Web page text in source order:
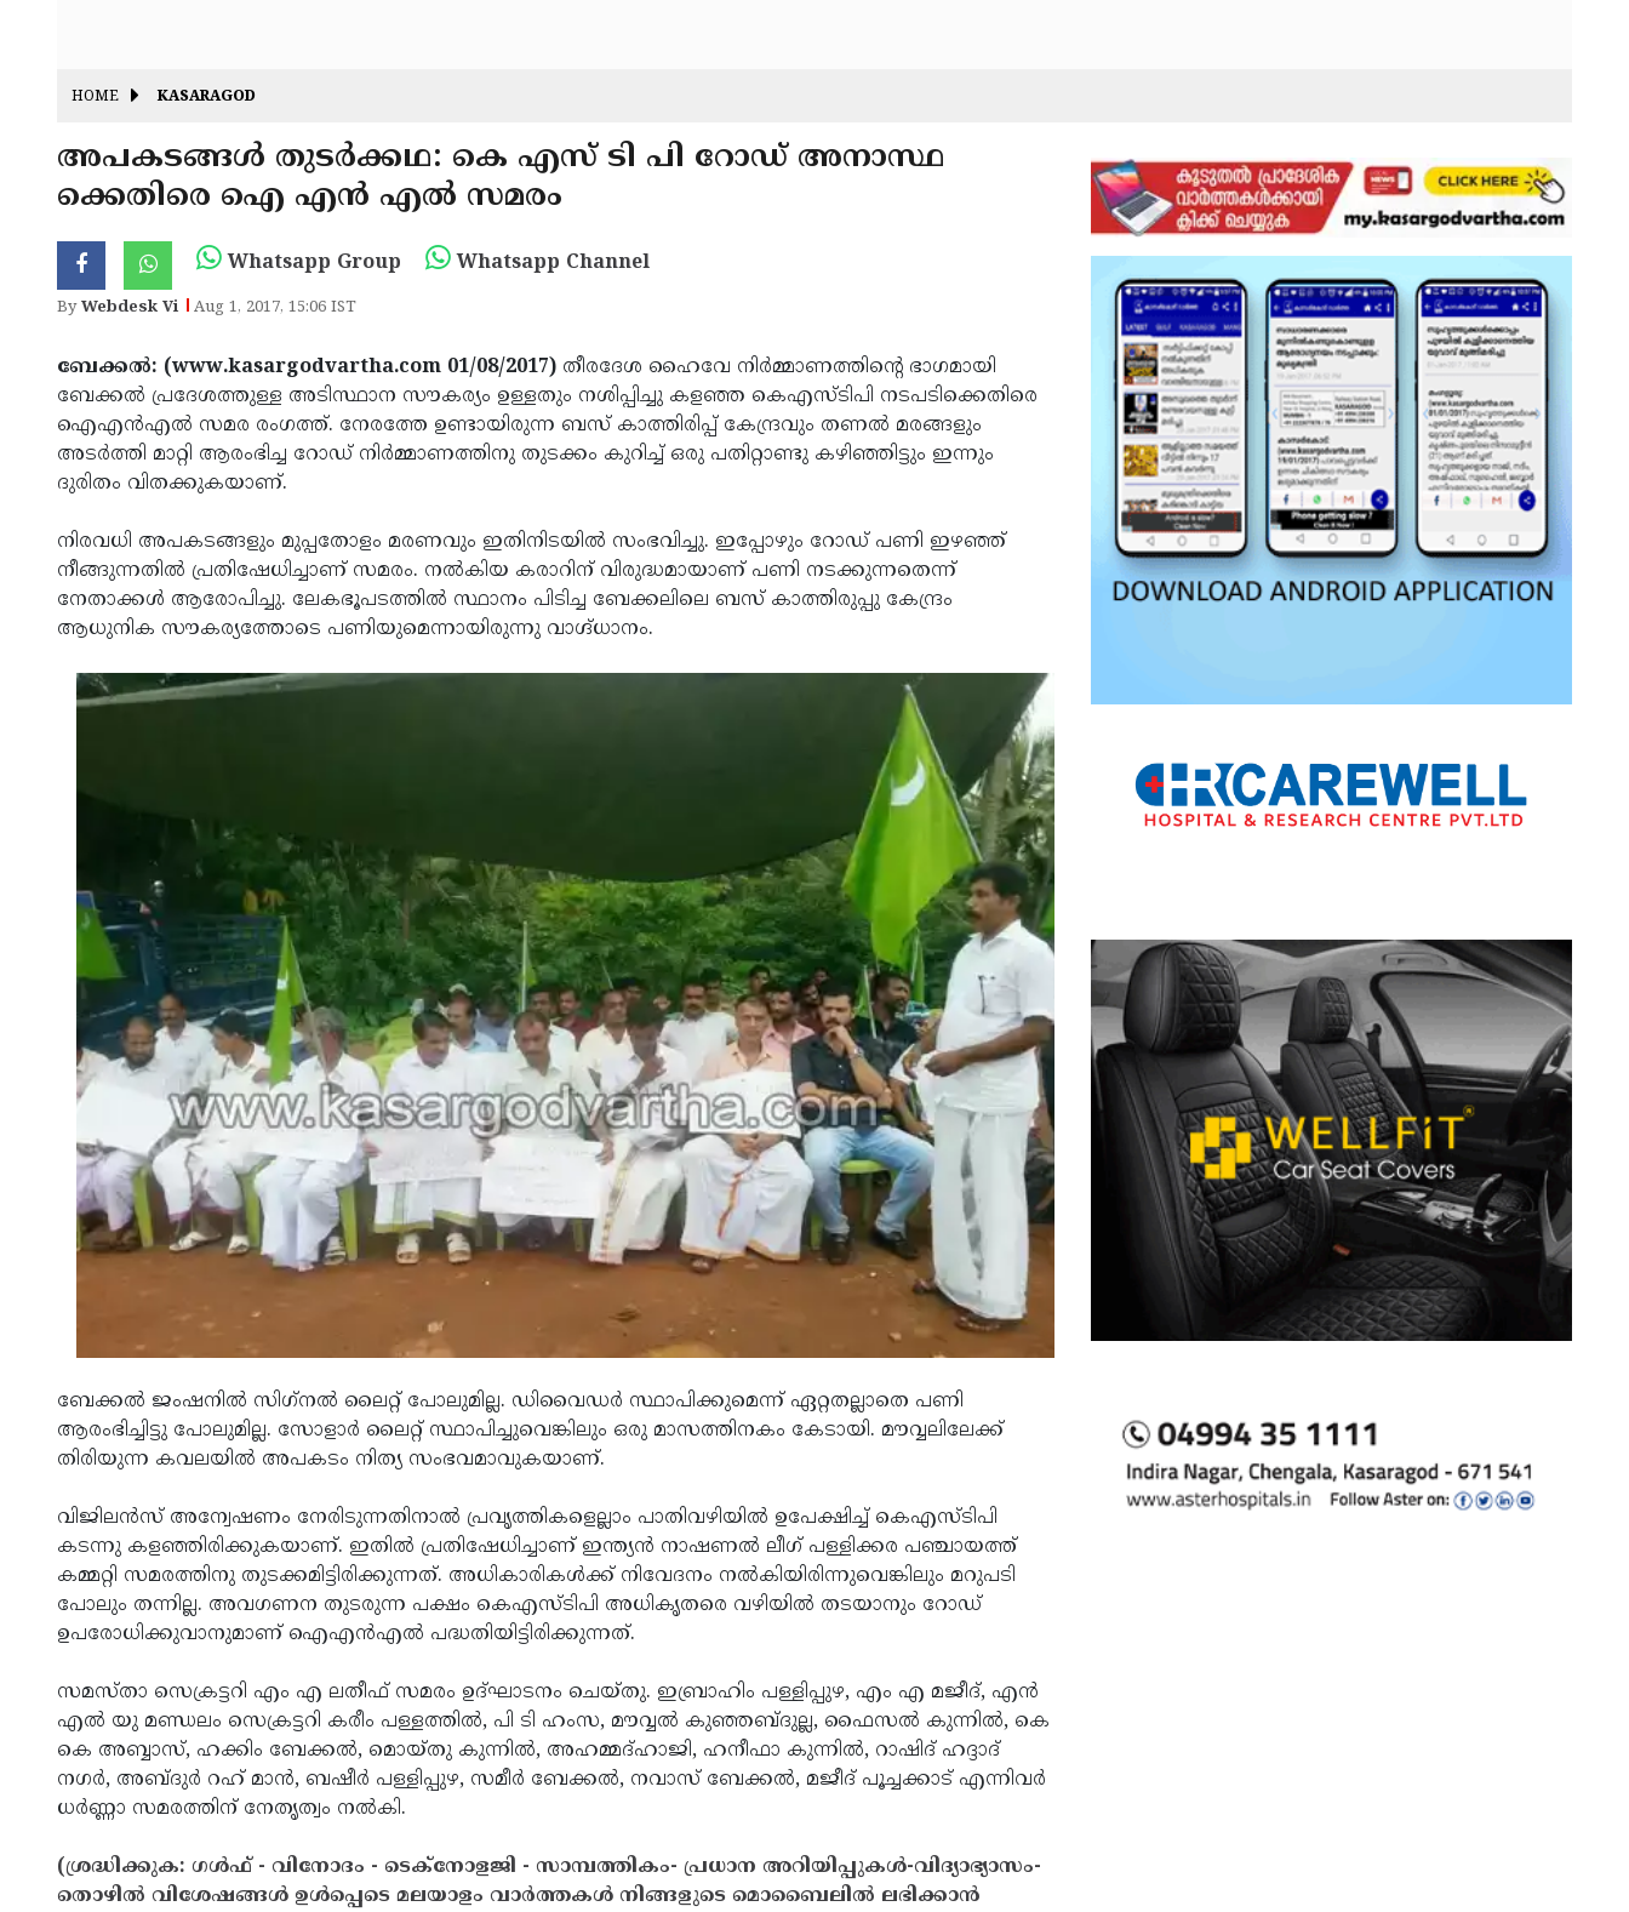
HOME KASARAGOD
അപകടങ്ങള്‍ തുടര്‍ക്കഥ: കെ എസ് ടി പി റോഡ് അനാസ്ഥ
ക്കെതിരെ ഐ എന്‍ എല്‍ സമരം
Whatsapp Group Whatsapp Channel
ByWebdesk Vi Aug 1, 2017, 15:06 IST
ബേക്കല്‍: (www.kasargodvartha.com 01/08/2017) തീരദേശ ഹൈവേ നിര്‍മ്മാണത്തിന്റെ ഭാഗമായി
ബേക്കല്‍ പ്രദേശത്തുള്ള അടിസ്ഥാന സൗകര്യം ഉള്ളതും നശിപ്പിച്ചു കളഞ്ഞ കെഎസ്ടിപി നടപടിക്കെതിരെ
ഐഎന്‍എല്‍ സമര രംഗത്ത്. നേരത്തേ ഉണ്ടായിരുന്ന ബസ് കാത്തിരിപ്പ് കേന്ദ്രവും തണല്‍ മരങ്ങളും
അടര്‍ത്തി മാറ്റി ആരംഭിച്ച റോഡ് നിര്‍മ്മാണത്തിനു തുടക്കം കുറിച്ച് ഒരു പതിറ്റാണ്ടു കഴിഞ്ഞിട്ടും ഇന്നും
ദുരിതം വിതക്കുകയാണ്.
നിരവധി അപകടങ്ങളും മുപ്പതോളം മരണവും ഇതിനിടയില്‍ സംഭവിച്ചു. ഇപ്പോഴും റോഡ് പണി ഇഴഞ്ഞ്
നീങ്ങുന്നതില്‍ പ്രതിഷേധിച്ചാണ് സമരം. നല്‍കിയ കരാറിന് വിരുദ്ധമായാണ് പണി നടക്കുന്നതെന്ന്
നേതാക്കള്‍ ആരോപിച്ചു. ലേകഭൂപടത്തില്‍ സ്ഥാനം പിടിച്ച ബേക്കലിലെ ബസ് കാത്തിരുപ്പു കേന്ദ്രം
ആധുനിക സൗകര്യത്തോടെ പണിയുമെന്നായിരുന്നു വാഗ്ദ്ധാനം.
ബേക്കല്‍ ജംഷനില്‍ സിഗ്‌നല്‍ ലൈറ്റ് പോലുമില്ല. ഡിവൈഡര്‍ സ്ഥാപിക്കുമെന്ന് ഏറ്റതല്ലാതെ പണി
ആരംഭിച്ചിട്ടു പോലുമില്ല. സോളാര്‍ ലൈറ്റ് സ്ഥാപിച്ചുവെങ്കിലും ഒരു മാസത്തിനകം കേടായി. മൗവ്വലിലേക്ക്
തിരിയുന്ന കവലയില്‍ അപകടം നിത്യ സംഭവമാവുകയാണ്.
വിജിലന്‍സ് അന്വേഷണം നേരിടുന്നതിനാല്‍ പ്രവൃത്തികളെല്ലാം പാതിവഴിയില്‍ ഉപേക്ഷിച്ച് കെഎസ്ടിപി
കടന്നു കളഞ്ഞിരിക്കുകയാണ്. ഇതില്‍ പ്രതിഷേധിച്ചാണ് ഇന്ത്യന്‍ നാഷണല്‍ ലീഗ് പള്ളിക്കര പഞ്ചായത്ത്
കമ്മറ്റി സമരത്തിനു തുടക്കമിട്ടിരിക്കുന്നത്. അധികാരികള്‍ക്ക് നിവേദനം നല്‍കിയിരിന്നുവെങ്കിലും മറുപടി
പോലും തന്നില്ല. അവഗണന തുടരുന്ന പക്ഷം കെഎസ്ടിപി അധികൃതരെ വഴിയില്‍ തടയാനും റോഡ്
ഉപരോധിക്കുവാനുമാണ് ഐഎന്‍എല്‍ പദ്ധതിയിട്ടിരിക്കുന്നത്.
സമസ്താ സെക്രട്ടറി എം എ ലതീഫ് സമരം ഉദ്ഘാടനം ചെയ്തു. ഇബ്രാഹിം പള്ളിപ്പുഴ, എം എ മജീദ്, എന്‍
എല്‍ യു മണ്ഡലം സെക്രട്ടറി കരീം പള്ളത്തില്‍, പി ടി ഹംസ, മൗവ്വല്‍ കുഞ്ഞബ്ദുല്ല, ഫൈസല്‍ കുന്നില്‍, കെ
കെ അബ്ബാസ്, ഹക്കിം ബേക്കല്‍, മൊയ്തു കുന്നില്‍, അഹമ്മദ്ഹാജി, ഹനീഫാ കുന്നില്‍, റാഷിദ് ഹദ്ദാദ്
നഗര്‍, അബ്ദുര്‍ റഹ് മാന്‍, ബഷീര്‍ പള്ളിപ്പുഴ, സമീര്‍ ബേക്കല്‍, നവാസ് ബേക്കല്‍, മജീദ് പൂച്ചക്കാട് എന്നിവര്‍
ധര്‍ണ്ണാ സമരത്തിന് നേതൃത്വം നല്‍കി.
(ശ്രദ്ധിക്കുക: ഗൾഫ് - വിനോദം - ടെക്നോളജി - സാമ്പത്തികം- പ്രധാന അറിയിപ്പുകൾ-വിദ്യാഭ്യാസം-
തൊഴിൽ വിശേഷങ്ങൾ ഉൾപ്പെടെ മലയാളം വാർത്തകൾ നിങ്ങളുടെ മൊബൈലിൽ ലഭിക്കാൻ